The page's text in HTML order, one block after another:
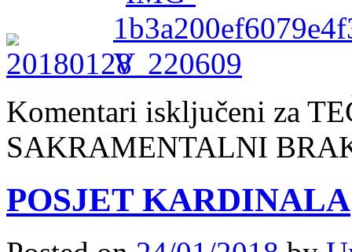
Komentari isključeni za
SAKRAMENTALNI
POSJET KARDINALA